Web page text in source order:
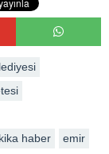
haber
emir